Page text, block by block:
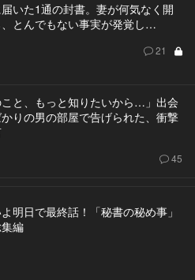
いた1通の封書。妻が何気なく開
とんでもない事実が発覚し…
21
こと、もっと知りたいから…」出会
りの男の部屋で告げられた、衝撃
45
明日で最終話！「秘書の秘め事」
編